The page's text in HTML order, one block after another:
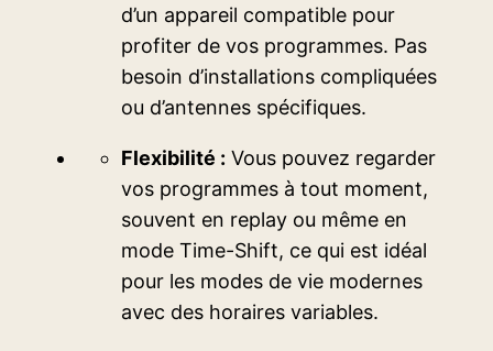
d’un appareil compatible pour
profiter de vos programmes. Pas
besoin d’installations compliquées
ou d’antennes spécifiques.
Flexibilité : Vous pouvez regarder
vos programmes à tout moment,
souvent en replay ou même en
mode Time-Shift, ce qui est idéal
pour les modes de vie modernes
avec des horaires variables.